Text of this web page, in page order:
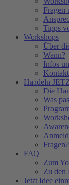
Fragen
Tipps
Workshops
Über
Wann?
Infos
Kontakt
Handeln
Die
Was
Fragen?
FAQ
Zum
Zu den
Jetzt Idee